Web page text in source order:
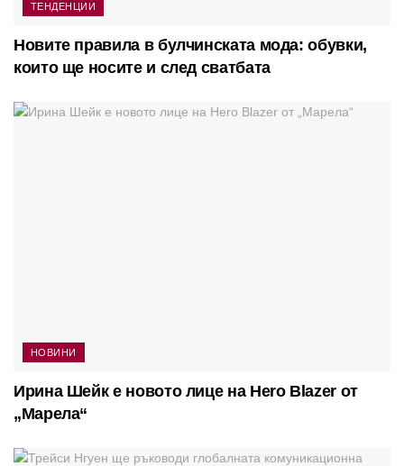
ТЕНДЕНЦИИ
Новите правила в булчинската мода: обувки,
които ще носите и след сватбата
НОВИНИ
Ирина Шейк е новото лице на Hero Blazer от
„Марела“